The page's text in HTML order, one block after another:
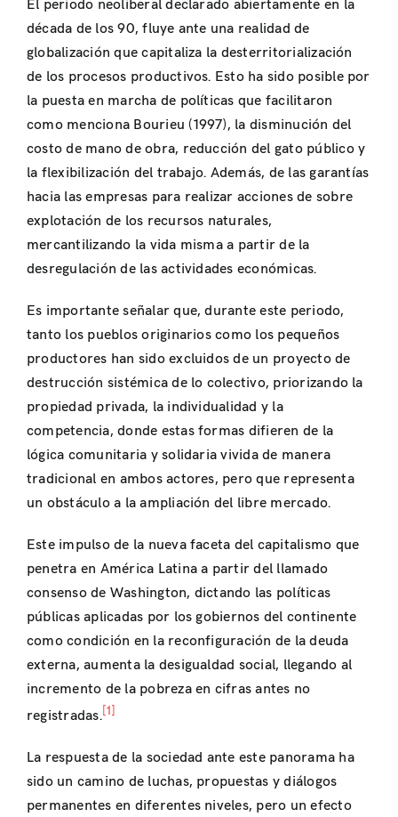
El periodo neoliberal declarado abiertamente en la
década de los 90, fluye ante una realidad de
globalización que capitaliza la desterritorialización
de los procesos productivos. Esto ha sido posible por
la puesta en marcha de políticas que facilitaron
como menciona Bourieu (1997), la disminución del
costo de mano de obra, reducción del gato público y
la flexibilización del trabajo. Además, de las garantías
hacia las empresas para realizar acciones de sobre
explotación de los recursos naturales,
mercantilizando la vida misma a partir de la
desregulación de las actividades económicas.
Es importante señalar que, durante este periodo,
tanto los pueblos originarios como los pequeños
productores han sido excluidos de un proyecto de
destrucción sistémica de lo colectivo, priorizando la
propiedad privada, la individualidad y la
competencia, donde estas formas difieren de la
lógica comunitaria y solidaria vivida de manera
tradicional en ambos actores, pero que representa
un obstáculo a la ampliación del libre mercado.
Este impulso de la nueva faceta del capitalismo que
penetra en América Latina a partir del llamado
consenso de Washington, dictando las políticas
públicas aplicadas por los gobiernos del continente
como condición en la reconfiguración de la deuda
externa, aumenta la desigualdad social, llegando al
incremento de la pobreza en cifras antes no
registradas. [1]
La respuesta de la sociedad ante este panorama ha
sido un camino de luchas, propuestas y diálogos
permanentes en diferentes niveles, pero un efecto